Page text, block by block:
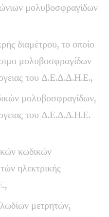
μολυβοσφραγίδων
διαμέτρου, το οποίο
μολυβοσφραγίδων
του Δ.Ε.Δ.Δ.Η.Ε.,
μολυβοσφραγίδων,
του Δ.Ε.Δ.Δ.Η.Ε.
κωδικών
ηλεκτρικής
μετρητών,